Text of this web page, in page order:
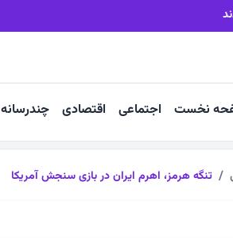
نخست اجتماعی اقتصادی چندرسانه
تنگه هرمز، اهرم ایران در بازی سنجش آمریکا